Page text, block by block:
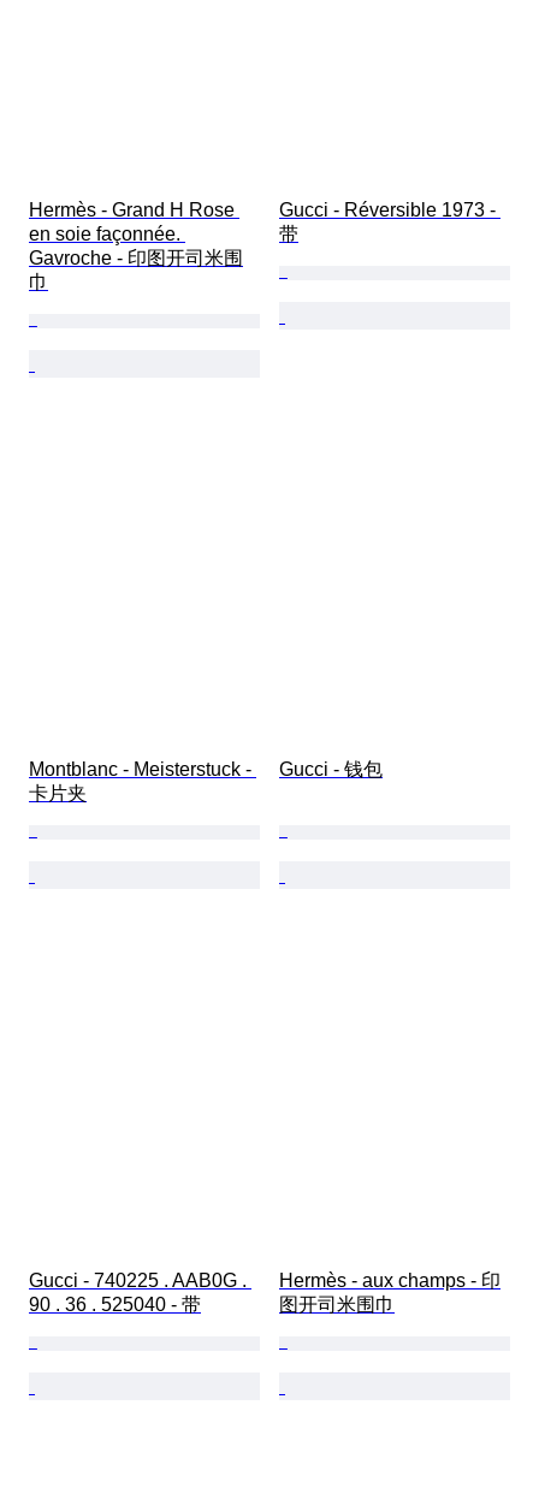
Hermès - Grand H Rose
en soie façonnée.
Gavroche - 印图开司米围
巾
Gucci - Réversible 1973 -
带
Montblanc - Meisterstuck -
卡片夹
Gucci - 钱包
Gucci - 740225 . AAB0G .
90 . 36 . 525040 - 带
Hermès - aux champs - 印
图开司米围巾